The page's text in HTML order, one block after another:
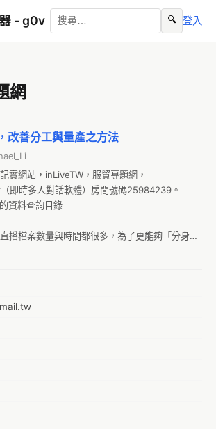
- g0v 🔍 登入
網
改善分工與量產之方法
實網站，inLiveTW，服貿專題網，
即時多人對話軟體）房間號碼25984239。
查詢目錄
檔案數量與時間都很多，為了更能夠「分身伐